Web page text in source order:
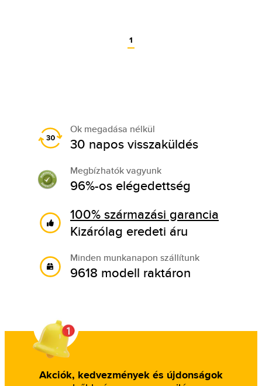
1
Ok megadása nélkül
30 napos visszaküldés
Megbízhatók vagyunk
96%-os elégedettség
100% származási garancia
Kizárólag eredeti áru
Minden munkanapon szállítunk
9618 modell raktáron
Akciók, kedvezmények és újdonságok